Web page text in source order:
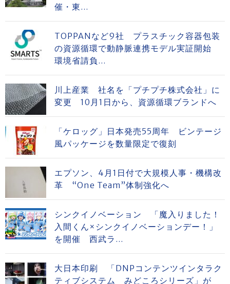
催・東...
TOPPANなど9社 プラスチック容器包装
の資源循環で動静脈連携モデル実証開始
環境省請負...
川上産業 社名を「プチプチ株式会社」に
変更 10月1日から、資源循環ブランドへ
「ケロッグ」日本発売55周年 ビンテージ
風パッケージを数量限定で復刻
エプソン、4月1日付で大規模人事・機構改
革 “One Team”体制強化へ
シンクイノベーション 「魔入りました！
入間くん×シンクイノベーションデー！」
を開催 西武ラ...
大日本印刷 「DNPコンテンツインタラク
ティブシステム みどころシリーズ」が